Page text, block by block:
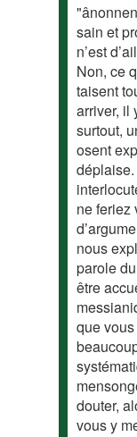
sain et
n’est
Non, ce
taisent
arriver, il
surtout,
osent
ne feriez
nous
parole
être
que
douter,
vous y